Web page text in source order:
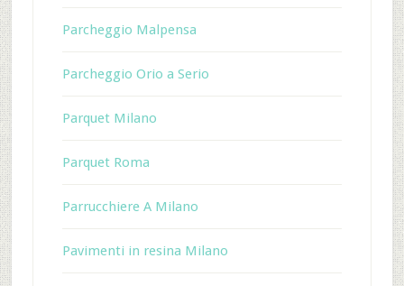
Parcheggio Malpensa
Parcheggio Orio a Serio
Parquet Milano
Parquet Roma
Parrucchiere A Milano
Pavimenti in resina Milano